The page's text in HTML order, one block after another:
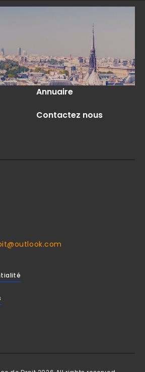
Annuaire
Contactez nous